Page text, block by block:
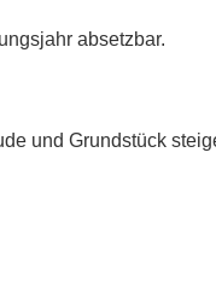
absetzbar.
und Grundstück